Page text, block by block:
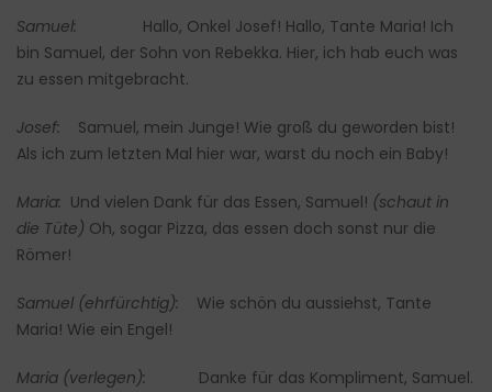
Samuel: Hallo, Onkel Josef! Hallo, Tante Maria! Ich
bin Samuel, der Sohn von Rebekka. Hier, ich hab euch was
zu essen mitgebracht.
Josef: Samuel, mein Junge! Wie groß du geworden bist!
Als ich zum letzten Mal hier war, warst du noch ein Baby!
Maria: Und vielen Dank für das Essen, Samuel! (schaut in
die Tüte) Oh, sogar Pizza, das essen doch sonst nur die
Römer!
Samuel (ehrfürchtig): Wie schön du aussiehst, Tante
Maria! Wie ein Engel!
Maria (verlegen): Danke für das Kompliment, Samuel.